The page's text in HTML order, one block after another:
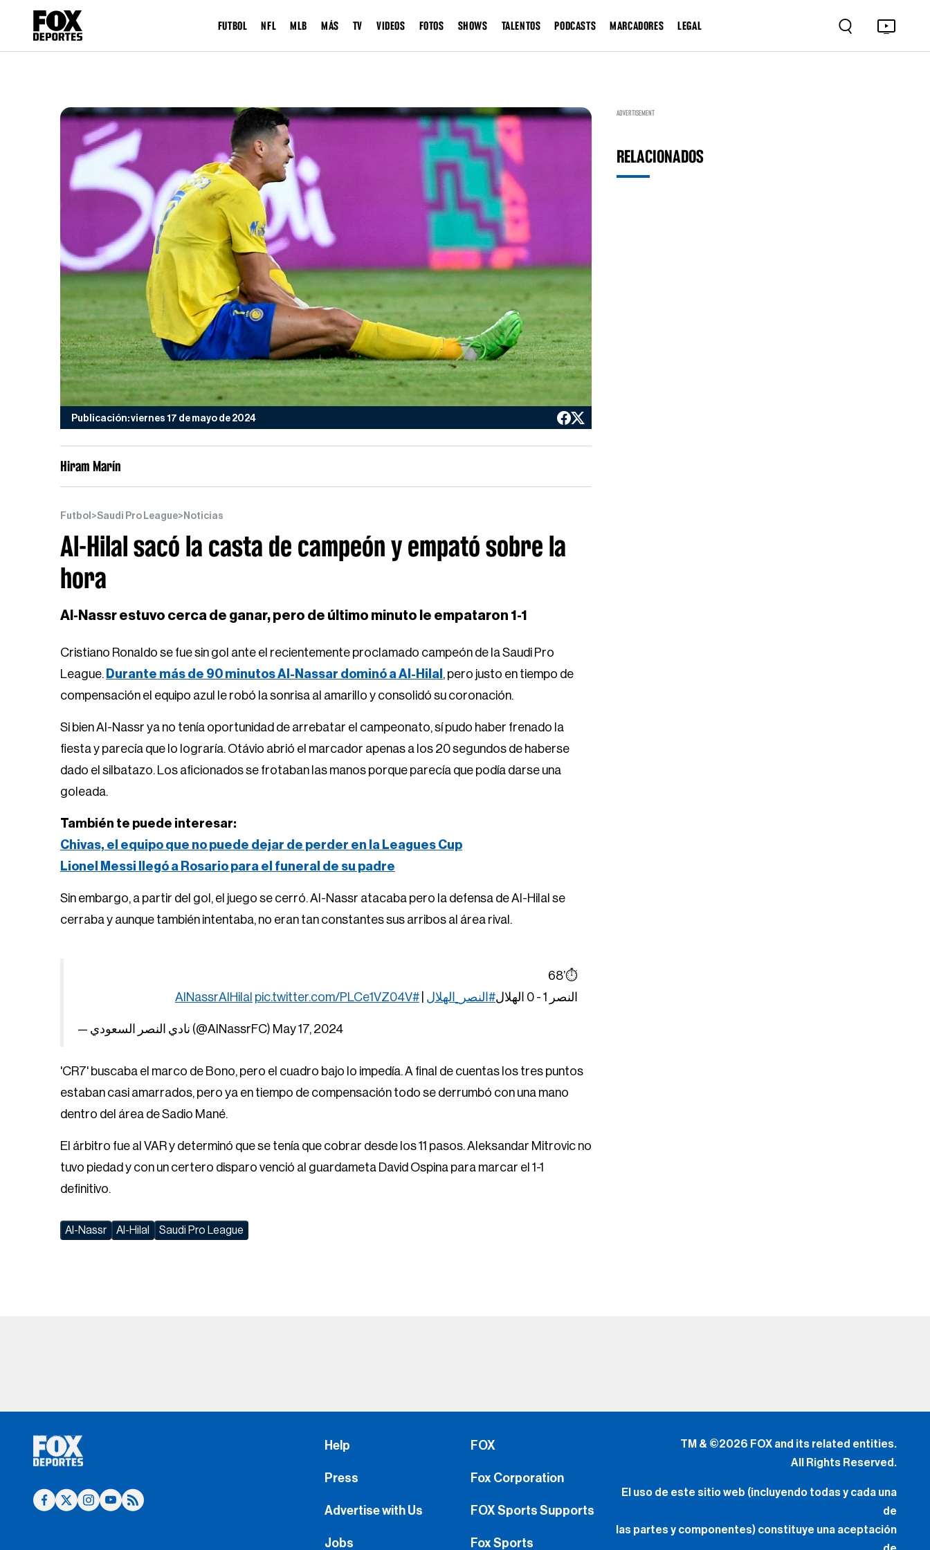
FUTBOL NFL MLB MÁS TV VIDEOS FOTOS SHOWS TALENTOS PODCASTS MARCADORES LEGAL
Publicación: viernes 17 de mayo de 2024
Hiram Marín
Futbol >Saudi Pro League> Noticias
Al-Hilal sacó la casta de campeón y empató sobre la
hora
Al-Nassr estuvo cerca de ganar, pero de último minuto le empataron 1-1
Cristiano Ronaldo se fue sin gol ante el recientemente proclamado campeón de la Saudi Pro
League. Durante más de 90 minutos Al-Nassar dominó a Al-Hilal , pero justo en tiempo de
compensación el equipo azul le robó la sonrisa al amarillo y consolidó su coronación.
Si bien Al-Nassr ya no tenía oportunidad de arrebatar el campeonato, sí pudo haber frenado la
fiesta y parecía que lo lograría. Otávio abrió el marcador apenas a los 20 segundos de haberse
dado el silbatazo. Los aficionados se frotaban las manos porque parecía que podía darse una
goleada.
También te puede interesar:
Chivas, el equipo que no puede dejar de perder en la Leagues Cup
Lionel Messi llegó a Rosario para el funeral de su padre
Sin embargo, a partir del gol, el juego se cerró. Al-Nassr atacaba pero la defensa de Al-Hilal se
cerraba y aunque también intentaba, no eran tan constantes sus arribos al área rival.
⏱️’68
النصر 1 - 0 الهلال
#النصر_الهلال #AlNassrAlHilal
pic.twitter.com/PLCe1VZ04V
— نادي النصر السعودي (@AlNassrFC) May 17, 2024
'CR7' buscaba el marco de Bono, pero el cuadro bajo lo impedía. A final de cuentas los tres puntos
estaban casi amarrados, pero ya en tiempo de compensación todo se derrumbó con una mano
dentro del área de Sadio Mané.
El árbitro fue al VAR y determinó que se tenía que cobrar desde los 11 pasos. Aleksandar Mitrovic no
tuvo piedad y con un certero disparo venció al guardameta David Ospina para marcar el 1-1
definitivo.
Al-Nassr Al-Hilal Saudi Pro League
ADVERTISEMENT
RELACIONADOS
Help
Press
Advertise with Us
Jobs
FOX
Fox Corporation
FOX Sports Supports
Fox Sports
TM & ©2026 FOX and its related entities.
All Rights Reserved.
El uso de este sitio web (incluyendo todas y cada una
de
las partes y componentes) constituye una aceptación